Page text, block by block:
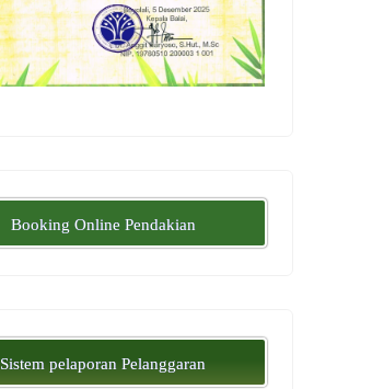
Booking Online Pendakian
Sistem pelaporan Pelanggaran